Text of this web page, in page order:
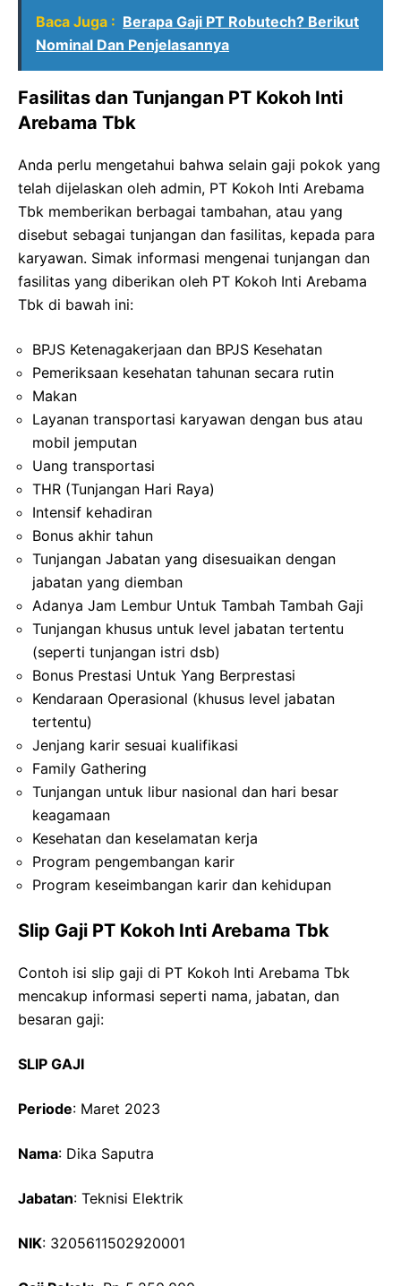
Baca Juga : Berapa Gaji PT Robutech? Berikut
Nominal Dan Penjelasannya
Fasilitas dan Tunjangan PT Kokoh Inti
Arebama Tbk
Anda perlu mengetahui bahwa selain gaji pokok yang
telah dijelaskan oleh admin, PT Kokoh Inti Arebama
Tbk memberikan berbagai tambahan, atau yang
disebut sebagai tunjangan dan fasilitas, kepada para
karyawan. Simak informasi mengenai tunjangan dan
fasilitas yang diberikan oleh PT Kokoh Inti Arebama
Tbk di bawah ini:
BPJS Ketenagakerjaan dan BPJS Kesehatan
Pemeriksaan kesehatan tahunan secara rutin
Makan
Layanan transportasi karyawan dengan bus atau
mobil jemputan
Uang transportasi
THR (Tunjangan Hari Raya)
Intensif kehadiran
Bonus akhir tahun
Tunjangan Jabatan yang disesuaikan dengan
jabatan yang diemban
Adanya Jam Lembur Untuk Tambah Tambah Gaji
Tunjangan khusus untuk level jabatan tertentu
(seperti tunjangan istri dsb)
Bonus Prestasi Untuk Yang Berprestasi
Kendaraan Operasional (khusus level jabatan
tertentu)
Jenjang karir sesuai kualifikasi
Family Gathering
Tunjangan untuk libur nasional dan hari besar
keagamaan
Kesehatan dan keselamatan kerja
Program pengembangan karir
Program keseimbangan karir dan kehidupan
Slip Gaji PT Kokoh Inti Arebama Tbk
Contoh isi slip gaji di PT Kokoh Inti Arebama Tbk
mencakup informasi seperti nama, jabatan, dan
besaran gaji:
SLIP GAJI
Periode: Maret 2023
Nama: Dika Saputra
Jabatan: Teknisi Elektrik
NIK: 3205611502920001